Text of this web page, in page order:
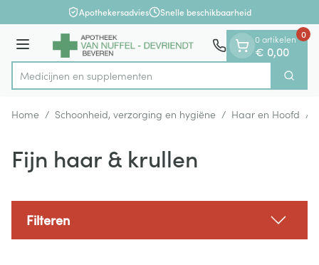
Ga naar de inhoudApothekersadvies Snelle beschikbaarheid
Menu
Product, merk, categorie...
Medicijnen Zoek
0 artikelen
€ 0,00
0
Home / Schoonheid, verzorging en hygiëne / Haar en Hoofd /
Fijn haar & krullen
Filteren